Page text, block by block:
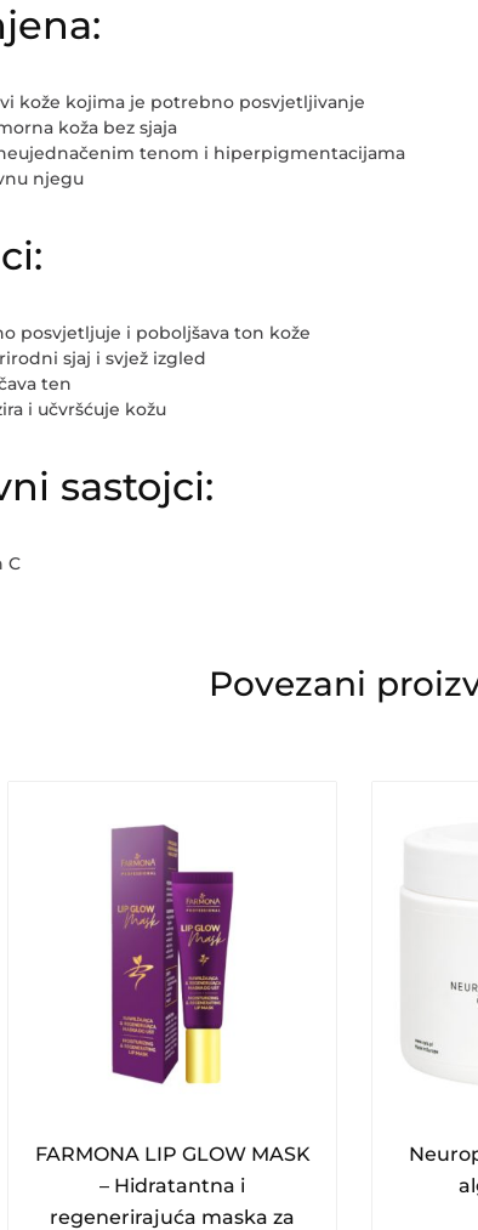
kože kojima je potrebno posvjetljivanje
koža bez sjaja
tenom i hiperpigmentacijama
njegu
posvjetljuje i poboljšava ton kože
sjaj i svjež izgled
ten
i učvršćuje kožu
sastojci:
C
Povezani
FARMONA LIP GLOW MASK
– Hidratantna i
regenerirajuća maska za